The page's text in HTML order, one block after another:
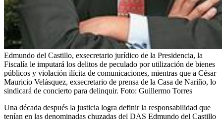
Edmundo del Castillo, exsecretario jurídico de la Presidencia, la
Fiscalía le imputará los delitos de peculado por utilización de bienes
públicos y violación ilícita de comunicaciones, mientras que a César
Mauricio Velásquez, exsecretario de prensa de la Casa de Nariño, lo
sindicará de concierto para delinquir. Foto: Guillermo Torres
Una década después la justicia logra definir la responsabilidad que
tenían en las denominadas chuzadas del DAS Edmundo del Castillo